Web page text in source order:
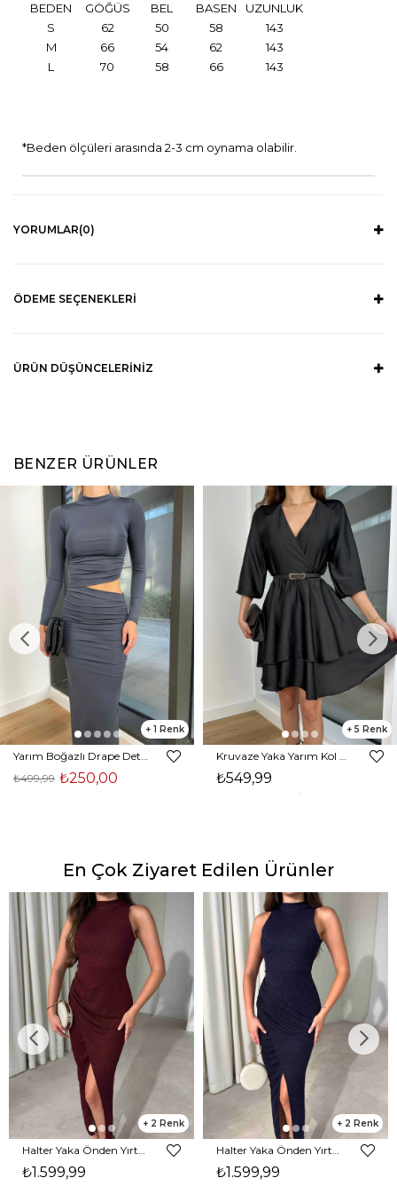
BEDEN GÖĞÜS BEL BASEN
UZUNLUK
S
62 50 58
143
M
66 54 62
143
L
70 58 66 143
*Beden ölçüleri arasında 2-3 cm oynama olabilir.
YORUMLAR(0)
ÖDEME SEÇENEKLERI
ÜRÜN DÜŞÜNCELERINIZ
BENZER ÜRÜNLER
1
₺250,00
₺499,99
5
₺549,99
En Çok Ziyaret Edilen Ürünler
2
₺1.599,99
2
₺1.599,99